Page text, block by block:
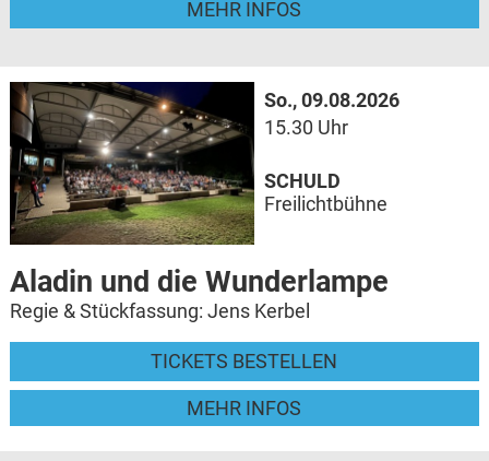
MEHR INFOS
So., 09.08.2026
15.30 Uhr
Aladin und die Wunderlampe
Regie & Stückfassung: Jens Kerbel
TICKETS BESTELLEN
MEHR INFOS
SCHULD
Freilichtbühne